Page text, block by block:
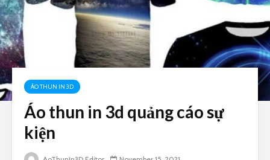
ÁO THUN IN 3D
Áo thun in 3d quảng cáo sự
kiện